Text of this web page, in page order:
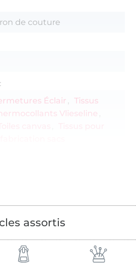
de couture
Éclair
Tissus
Vlieseline
assortis